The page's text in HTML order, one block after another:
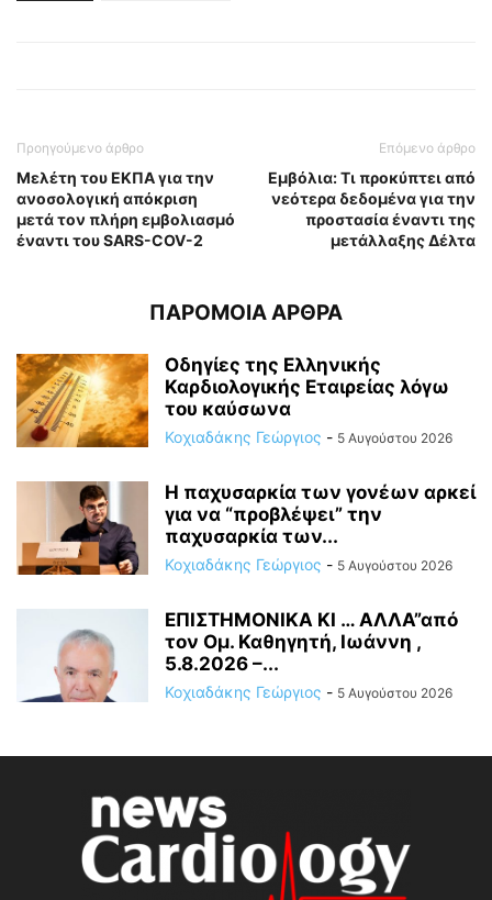
Προηγούμενο άρθρο
Μελέτη του ΕΚΠΑ για την
ανοσολογική απόκριση
μετά τον πλήρη εμβολιασμό
έναντι του SARS-COV-2
Επόμενο άρθρο
Εμβόλια: Τι προκύπτει από
νεότερα δεδομένα για την
προστασία έναντι της
μετάλλαξης Δέλτα
ΠΑΡΟΜΟΙΑ ΑΡΘΡΑ
Οδηγίες της Ελληνικής
Καρδιολογικής Εταιρείας λόγω
του καύσωνα
Κοχιαδάκης Γεώργιος - 5 Αυγούστου 2026
Η παχυσαρκία των γονέων αρκεί
για να “προβλέψει” την
παχυσαρκία των...
Κοχιαδάκης Γεώργιος - 5 Αυγούστου 2026
ΕΠΙΣΤΗΜΟΝΙΚΑ ΚΙ … ΑΛΛΑ”από
τον Ομ. Καθηγητή, Ιωάννη ,
5.8.2026 –...
Κοχιαδάκης Γεώργιος - 5 Αυγούστου 2026